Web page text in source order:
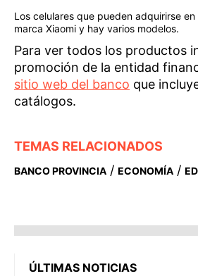
Los celulares que pueden adquirirse
marca Xiaomi y hay varios modelos.
Para ver todos los productos
promoción de la entidad
sitio web del banco que
catálogos.
TEMAS RELACIONADOS
BANCO PROVINCIA / ECONOMÍA /
ÚLTIMAS NOTICIAS